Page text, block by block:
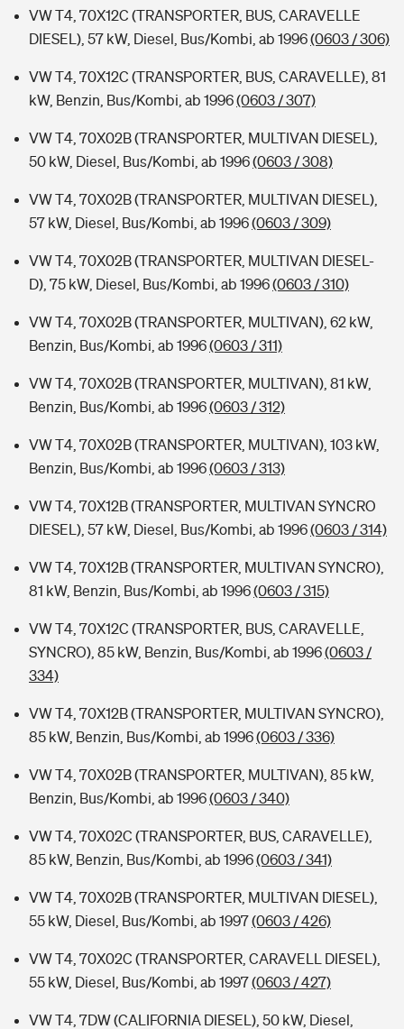
VW T4, 70X12C (TRANSPORTER, BUS, CARAVELLE
DIESEL), 57 kW, Diesel, Bus/Kombi, ab 1996(0603 / 306)
VW T4, 70X12C (TRANSPORTER, BUS, CARAVELLE), 81
kW, Benzin, Bus/Kombi, ab 1996(0603 / 307)
VW T4, 70X02B (TRANSPORTER, MULTIVAN DIESEL),
50 kW, Diesel, Bus/Kombi, ab 1996(0603 / 308)
VW T4, 70X02B (TRANSPORTER, MULTIVAN DIESEL),
57 kW, Diesel, Bus/Kombi, ab 1996(0603 / 309)
VW T4, 70X02B (TRANSPORTER, MULTIVAN DIESEL-
D), 75 kW, Diesel, Bus/Kombi, ab 1996(0603 / 310)
VW T4, 70X02B (TRANSPORTER, MULTIVAN), 62 kW,
Benzin, Bus/Kombi, ab 1996(0603 / 311)
VW T4, 70X02B (TRANSPORTER, MULTIVAN), 81 kW,
Benzin, Bus/Kombi, ab 1996(0603 / 312)
VW T4, 70X02B (TRANSPORTER, MULTIVAN), 103 kW,
Benzin, Bus/Kombi, ab 1996(0603 / 313)
VW T4, 70X12B (TRANSPORTER, MULTIVAN SYNCRO
DIESEL), 57 kW, Diesel, Bus/Kombi, ab 1996(0603 / 314)
VW T4, 70X12B (TRANSPORTER, MULTIVAN SYNCRO),
81 kW, Benzin, Bus/Kombi, ab 1996(0603 / 315)
VW T4, 70X12C (TRANSPORTER, BUS, CARAVELLE,
SYNCRO), 85 kW, Benzin, Bus/Kombi, ab 1996(0603 /
334)
VW T4, 70X12B (TRANSPORTER, MULTIVAN SYNCRO),
85 kW, Benzin, Bus/Kombi, ab 1996(0603 / 336)
VW T4, 70X02B (TRANSPORTER, MULTIVAN), 85 kW,
Benzin, Bus/Kombi, ab 1996(0603 / 340)
VW T4, 70X02C (TRANSPORTER, BUS, CARAVELLE),
85 kW, Benzin, Bus/Kombi, ab 1996(0603 / 341)
VW T4, 70X02B (TRANSPORTER, MULTIVAN DIESEL),
55 kW, Diesel, Bus/Kombi, ab 1997(0603 / 426)
VW T4, 70X02C (TRANSPORTER, CARAVELL DIESEL),
55 kW, Diesel, Bus/Kombi, ab 1997(0603 / 427)
VW T4, 7DW (CALIFORNIA DIESEL), 50 kW, Diesel,